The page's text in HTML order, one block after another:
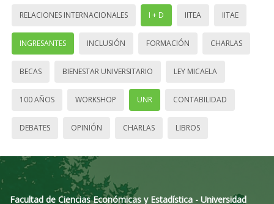
RELACIONES INTERNACIONALES I + D IITEA IITAE
INGRESANTES INCLUSIÓN FORMACIÓN CHARLAS
BECAS BIENESTAR UNIVERSITARIO LEY MICAELA
100 AÑOS WORKSHOP UNR CONTABILIDAD
DEBATES OPINIÓN CHARLAS LIBROS
Facultad de Ciencias Económicas y Estadística - Universidad